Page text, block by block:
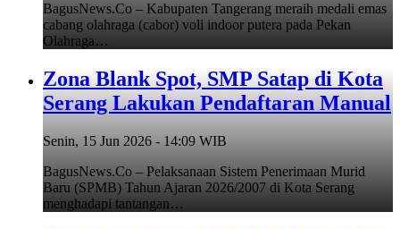
BagusNews.Co – Kabupaten Tangerang meraih medali emas
cabang olahraga (cabor) voli indoor putera pada Pekan
Olahraga…
Zona Blank Spot, SMP Satap di Kota
Serang Lakukan Pendaftaran Manual
Senin, 15 Jun 2026 - 14:09 WIB
BagusNews.Co – Pelaksanaan Sistem Penerimaan Murid
Baru (SPMB) Tahun Ajaran 2026/2007 di Kota Serang
menghadapi tantangan…